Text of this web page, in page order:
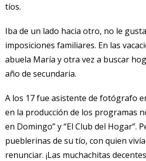
tíos.
Iba de un lado hacia otro, no le
imposiciones familiares. En las
abuela María y otra vez a buscar
año de secundaria.
A los 17 fue asistente de fotógrafo
en la producción de los programas
en Domingo” y “El Club del Hogar”.
pueblerinas de su tío, con quien
renunciar. ¡Las muchachitas